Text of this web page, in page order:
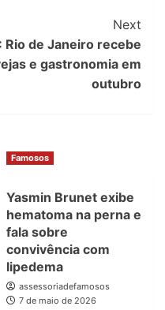
Next
Rio de Janeiro recebe
e gastronomia em
outubro
Famosos
Yasmin Brunet exibe
hematoma na perna e
fala sobre
convivência com
lipedema
assessoriadefamosos
7 de maio de 2026